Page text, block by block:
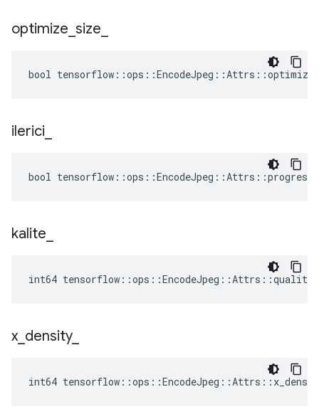
optimize size
bool
ilerici
bool
kalite
int64
x density_
int64